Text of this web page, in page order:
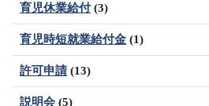
育児休業給付(3)
育児時短就業給付金 (1)
許可申請 (13)
説明会 (5)